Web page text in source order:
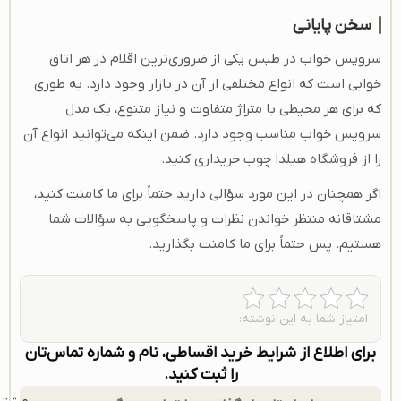
سخن پایانی
سرویس خواب در طبس یکی از ضروری‌ترین اقلام در هر اتاق
خوابی است که انواع مختلفی از آن در بازار وجود دارد. به طوری
که برای هر محیطی با متراژ متفاوت و نیاز متنوع، یک مدل
سرویس خواب مناسب وجود دارد. ضمن اینکه می‌توانید انواع آن
را از فروشگاه هیلدا چوب خریداری کنید.
اگر همچنان در این مورد سؤالی دارید حتماً برای ما کامنت کنید،
مشتاقانه منتظر خواندن نظرات و پاسخگویی به سؤالات شما
هستیم. پس حتماً برای ما کامنت بگذارید.
امتیاز شما به این نوشته:
برای اطلاع از شرایط خرید اقساطی، نام و شماره تماس‌تان
را ثبت کنید.